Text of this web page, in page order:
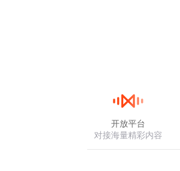
开放平台
对接海量精彩内容